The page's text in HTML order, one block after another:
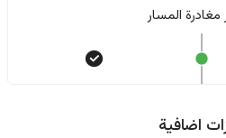
المسار
اضافية